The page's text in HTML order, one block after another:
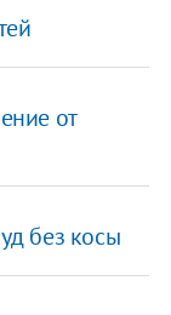
от
без косы